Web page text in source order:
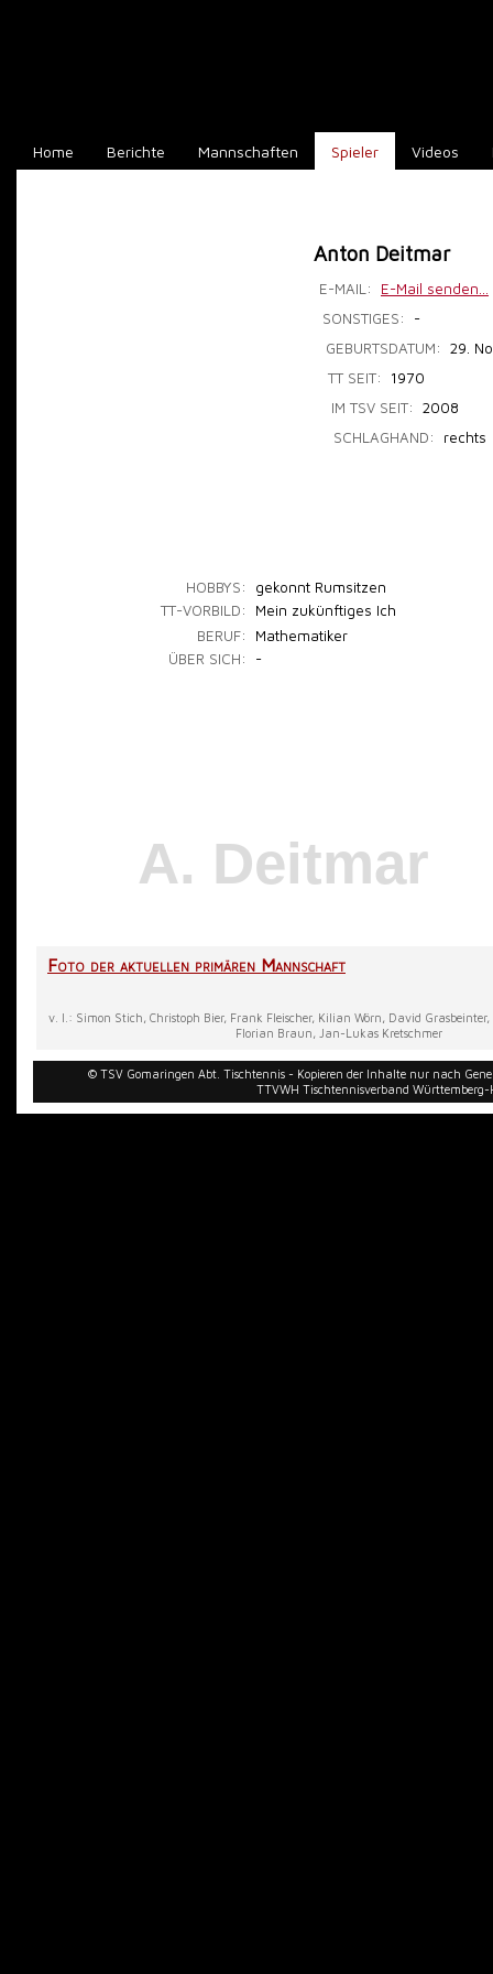
Home Berichte Mannschaften Spieler Videos
Anton Deitmar
E-MAIL:
E-Mail senden...
SONSTIGES:
-
GEBURTSDATUM:
29.
TT SEIT:
1970
IM TSV SEIT:
2008
SCHLAGHAND:
rechts
HOBBYS:
gekonnt Rumsitzen
TT-VORBILD:
Mein zukünftiges Ich
BERUF:
Mathematiker
ÜBER SICH:
-
A. Deitmar
Foto der aktuellen primären Mannschaft
v. l.: Simon Stich, Christoph Bier, Frank Fleischer, Kilian Wörn, David Grasbeinter,
Florian Braun, Jan-Lukas Kretschmer
© TSV Gomaringen Abt. Tischtennis - Kopieren der Inhalte nur nach
TTVWH Tischtennisverband